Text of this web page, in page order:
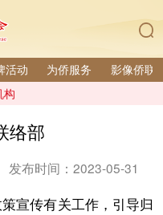
活动 为侨服务 影像侨联
构
络部
发布时间：2023-05-31
宣传有关工作，引导归